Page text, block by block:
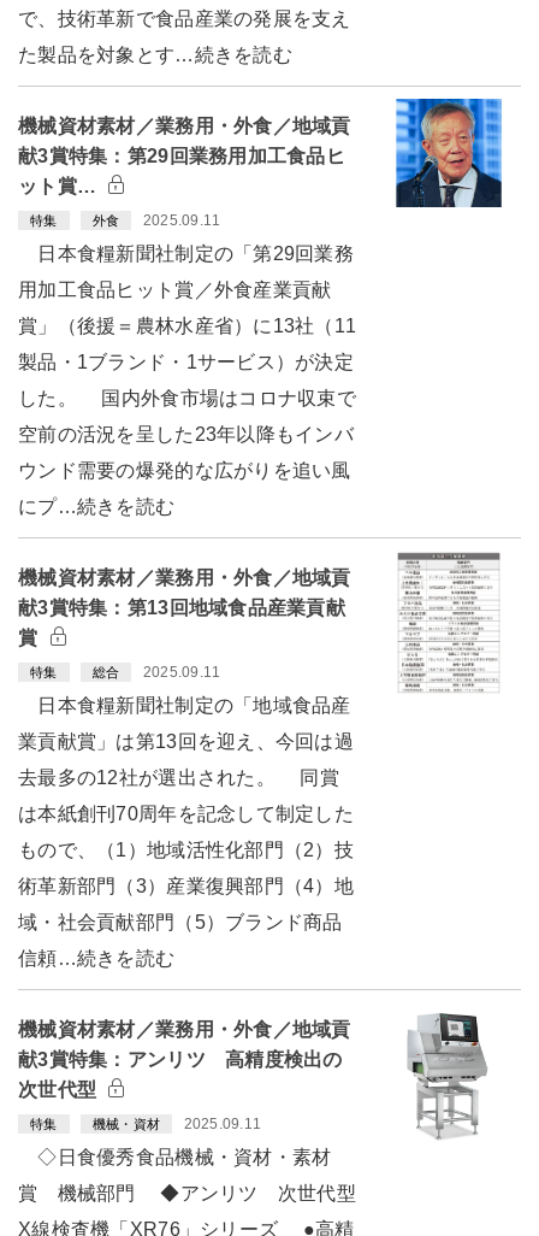
で、技術革新で食品産業の発展を支え
た製品を対象とす…続きを読む
機械資材素材／業務用・外食／地域貢
献3賞特集：第29回業務用加工食品ヒ
ット賞…
特集 外食 2025.09.11
日本食糧新聞社制定の「第29回業務
用加工食品ヒット賞／外食産業貢献
賞」（後援＝農林水産省）に13社（11
製品・1ブランド・1サービス）が決定
した。 国内外食市場はコロナ収束で
空前の活況を呈した23年以降もインバ
ウンド需要の爆発的な広がりを追い風
にプ…続きを読む
機械資材素材／業務用・外食／地域貢
献3賞特集：第13回地域食品産業貢献
賞
特集 総合 2025.09.11
日本食糧新聞社制定の「地域食品産
業貢献賞」は第13回を迎え、今回は過
去最多の12社が選出された。 同賞
は本紙創刊70周年を記念して制定した
もので、（1）地域活性化部門（2）技
術革新部門（3）産業復興部門（4）地
域・社会貢献部門（5）ブランド商品
信頼…続きを読む
機械資材素材／業務用・外食／地域貢
献3賞特集：アンリツ 高精度検出の
次世代型
特集 機械・資材 2025.09.11
◇日食優秀食品機械・資材・素材
賞 機械部門 ◆アンリツ 次世代型
X線検査機「XR76」シリーズ ●高精